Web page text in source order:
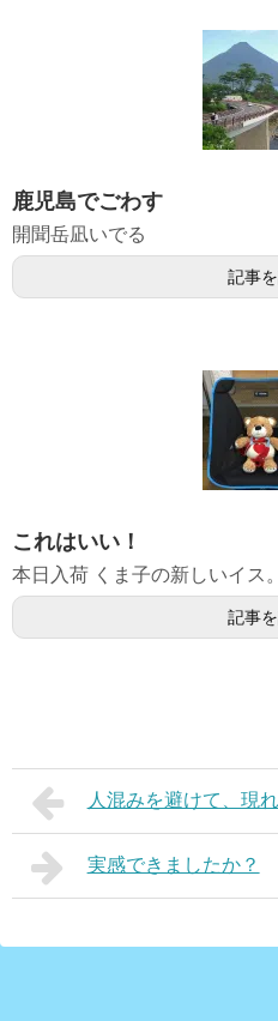
鹿児島でごわす
開聞岳凪いでる
記事
これはいい！
本日入荷 くま子の新しいイス
記事
人混みを避けて、現れ
実感できましたか？